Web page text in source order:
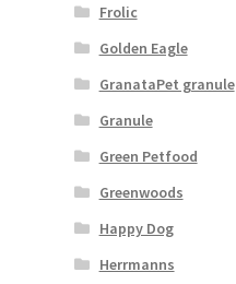
Frolic
Golden Eagle
GranataPet granule
Granule
Green Petfood
Greenwoods
Happy Dog
Herrmanns